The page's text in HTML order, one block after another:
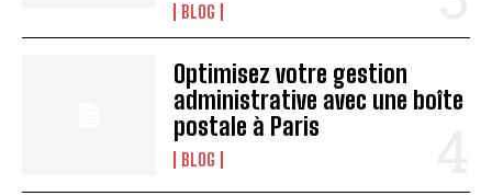
BLOG
Optimisez votre gestion
administrative avec une boîte
postale à Paris
BLOG